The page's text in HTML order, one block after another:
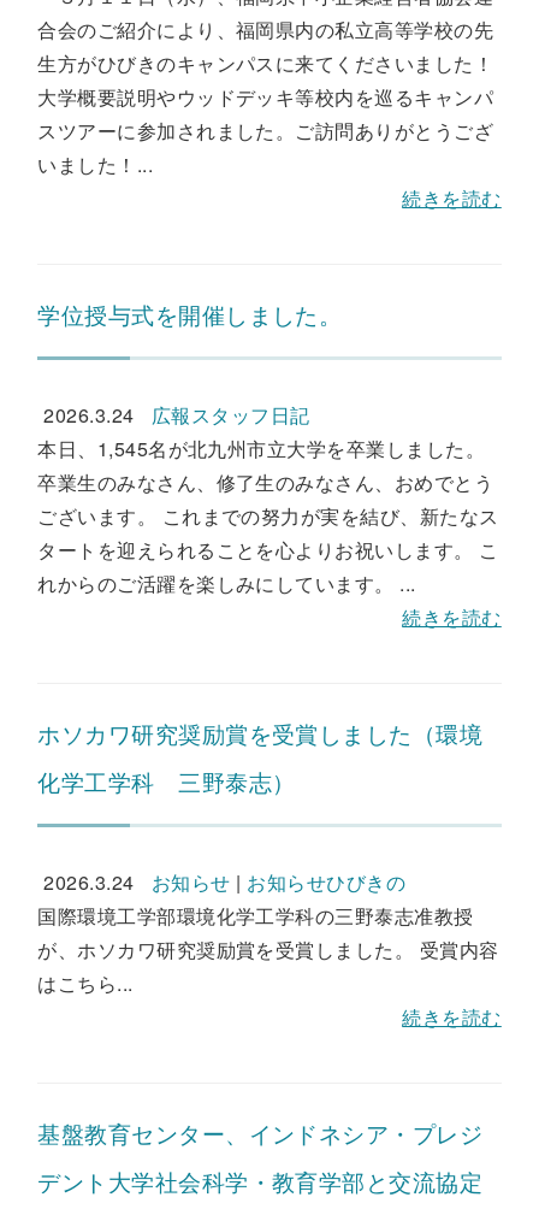
合会のご紹介により、福岡県内の私立高等学校の先
生方がひびきのキャンパスに来てくださいました！
大学概要説明やウッドデッキ等校内を巡るキャンパ
スツアーに参加されました。ご訪問ありがとうござ
いました！...
続きを読む
学位授与式を開催しました。
2026.3.24
広報スタッフ日記
本日、1,545名が北九州市立大学を卒業しました。
卒業生のみなさん、修了生のみなさん、おめでとう
ございます。 これまでの努力が実を結び、新たなス
タートを迎えられることを心よりお祝いします。 こ
れからのご活躍を楽しみにしています。 ...
続きを読む
ホソカワ研究奨励賞を受賞しました（環境
化学工学科 三野泰志）
2026.3.24 お知らせ | お知らせひびきの
国際環境工学部環境化学工学科の三野泰志准教授
が、ホソカワ研究奨励賞を受賞しました。 受賞内容
はこちら...
続きを読む
基盤教育センター、インドネシア・プレジ
デント大学社会科学・教育学部と交流協定